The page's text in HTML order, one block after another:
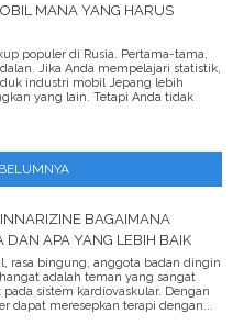
MANA YANG HARUS
populer di Rusia. Pertama-tama,
Jika Anda mempelajari statistik,
industri mobil Jepang lebih
yang lain. Tetapi Anda tidak
BAGAIMANA
DAN APA YANG LEBIH BAIK
rasa bingung, anggota badan dingin
adalah teman yang sangat
sistem kardiovaskular. Dengan
dapat meresepkan terapi dengan...